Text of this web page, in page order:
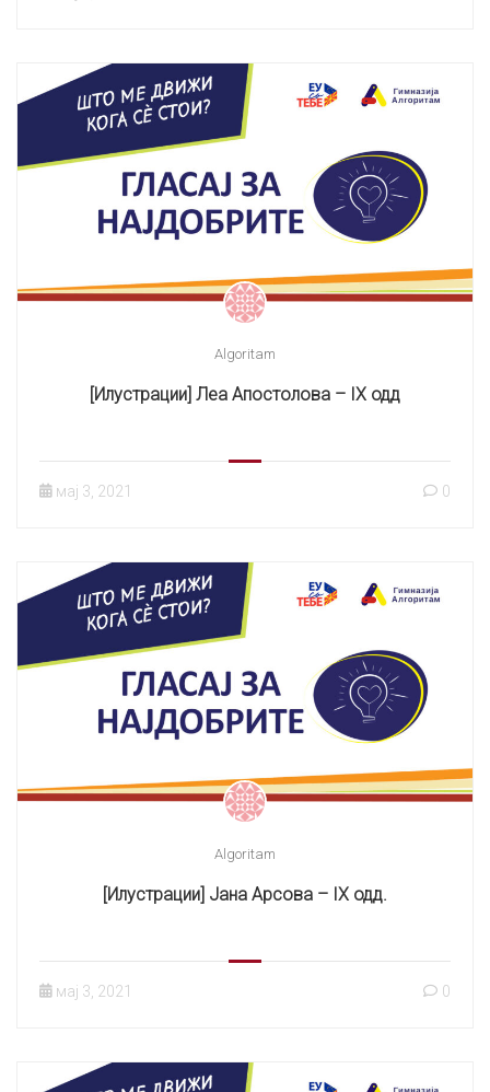
Algoritam
[Илустрации] Леа Апостолова – IX одд
мај 3, 2021 0
Algoritam
[Илустрации] Јана Арсова – IX одд.
мај 3, 2021 0